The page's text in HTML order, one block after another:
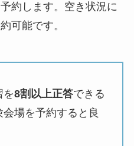
約します。空き状況に
可能です。
を8割以上正答できる
場を予約すると良